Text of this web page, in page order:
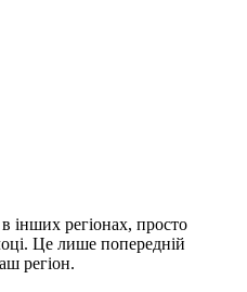
інших регіонах, просто
Це лише попередній
регіон.